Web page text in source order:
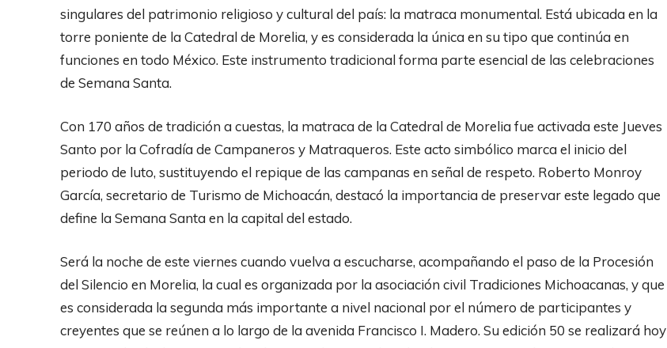
singulares del patrimonio religioso y cultural del país: la matraca monumental. Está ubicada en la
torre poniente de la Catedral de Morelia, y es considerada la única en su tipo que continúa en
funciones en todo México. Este instrumento tradicional forma parte esencial de las celebraciones
de Semana Santa.
Con 170 años de tradición a cuestas, la matraca de la Catedral de Morelia fue activada este Jueves
Santo por la Cofradía de Campaneros y Matraqueros. Este acto simbólico marca el inicio del
periodo de luto, sustituyendo el repique de las campanas en señal de respeto. Roberto Monroy
García, secretario de Turismo de Michoacán, destacó la importancia de preservar este legado que
define la Semana Santa en la capital del estado.
Será la noche de este viernes cuando vuelva a escucharse, acompañando el paso de la Procesión
del Silencio en Morelia, la cual es organizada por la asociación civil Tradiciones Michoacanas, y que
es considerada la segunda más importante a nivel nacional por el número de participantes y
creyentes que se reúnen a lo largo de la avenida Francisco I. Madero. Su edición 50 se realizará hoy